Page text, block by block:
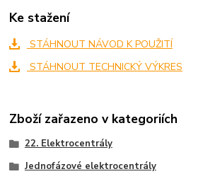
Ke stažení
STÁHNOUT NÁVOD K POUŽITÍ
STÁHNOUT TECHNICKÝ VÝKRES
Zboží zařazeno v kategoriích
22. Elektrocentrály
Jednofázové elektrocentrály